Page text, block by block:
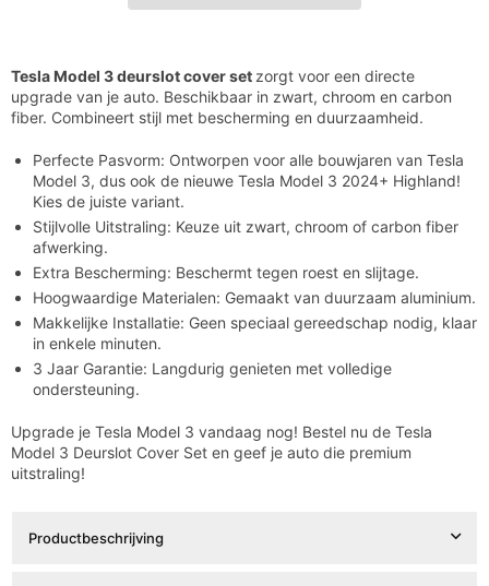
Tesla Model 3 deurslot cover set zorgt voor een directe
upgrade van je auto. Beschikbaar in zwart, chroom en carbon
fiber. Combineert stijl met bescherming en duurzaamheid.
Perfecte Pasvorm: Ontworpen voor alle bouwjaren van Tesla
Model 3, dus ook de nieuwe Tesla Model 3 2024+ Highland!
Kies de juiste variant.
Stijlvolle Uitstraling: Keuze uit zwart, chroom of carbon fiber
afwerking.
Extra Bescherming: Beschermt tegen roest en slijtage.
Hoogwaardige Materialen: Gemaakt van duurzaam aluminium.
Makkelijke Installatie: Geen speciaal gereedschap nodig, klaar
in enkele minuten.
3 Jaar Garantie: Langdurig genieten met volledige
ondersteuning.
Upgrade je Tesla Model 3 vandaag nog! Bestel nu de Tesla
Model 3 Deurslot Cover Set en geef je auto die premium
uitstraling!
Productbeschrijving